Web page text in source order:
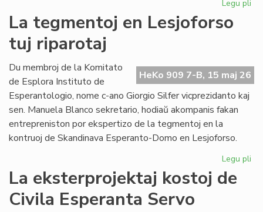
Legu pli
de
La tegmentoj en Lesjoforso
tuj riparotaj
HeKo 909 7-B, 15 maj 26
Du membroj de la Komitato
de Esplora Instituto de
Esperantologio, nome c-ano Giorgio Silfer vicprezidanto kaj
sen. Manuela Blanco sekretario, hodiaŭ akompanis fakan
entrepreniston por ekspertizo de la tegmentoj en la
kontruoj de Skandinava Esperanto-Domo en Lesjoforso.
Legu pli
La eksterprojektaj kostoj de
Civila Esperanta Servo